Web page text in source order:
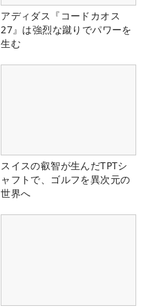
アディダス『コードカオス
27』は強烈な蹴りでパワーを
生む
スイスの叡智が生んだTPTシ
ャフトで、ゴルフを異次元の
世界へ